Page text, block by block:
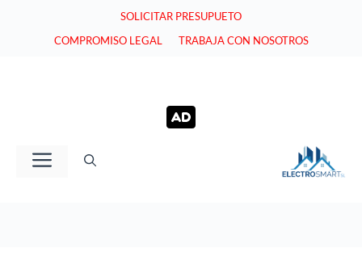
SOLICITAR PRESUPUETO
COMPROMISO LEGAL
TRABAJA CON NOSOTROS
Menú